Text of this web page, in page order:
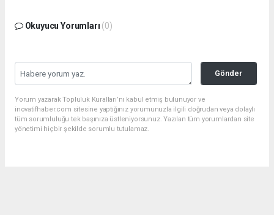
Okuyucu Yorumları (0)
Gönder
Yorum yazarak Topluluk Kuralları’nı kabul etmiş bulunuyor ve
inovatifhaber.com sitesine yaptığınız yorumunuzla ilgili doğrudan veya dolaylı
tüm sorumluluğu tek başınıza üstleniyorsunuz. Yazılan tüm yorumlardan site
yönetimi hiçbir şekilde sorumlu tutulamaz.